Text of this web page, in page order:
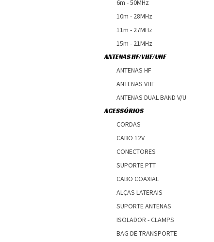
6m - 50MHz
10m - 28MHz
11m - 27MHz
15m - 21MHz
ANTENAS HF/VHF/UHF
ANTENAS HF
ANTENAS VHF
ANTENAS DUAL BAND V/U
ACESSÓRIOS
CORDAS
CABO 12V
CONECTORES
SUPORTE PTT
CABO COAXIAL
ALÇAS LATERAIS
SUPORTE ANTENAS
ISOLADOR - CLAMPS
BAG DE TRANSPORTE